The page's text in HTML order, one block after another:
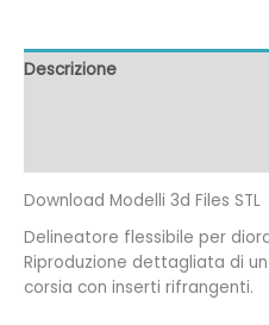
Descrizione
Download Modelli 3d Files STL
Delineatore flessibile per
Riproduzione dettagliata di
corsia con inserti rifrangenti.